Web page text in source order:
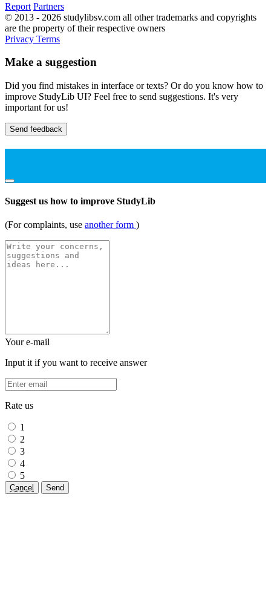
Report Partners
© 2013 - 2026 studylibsv.com all other trademarks and copyrights
are the property of their respective owners
Privacy Terms
Make a suggestion
Did you find mistakes in interface or texts? Or do you know how to
improve StudyLib UI? Feel free to send suggestions. It's very
important for us!
Send feedback
Suggest us how to improve StudyLib
(For complaints, use another form )
Your e-mail
Input it if you want to receive answer
Rate us
1
2
3
4
5
Cancel Send